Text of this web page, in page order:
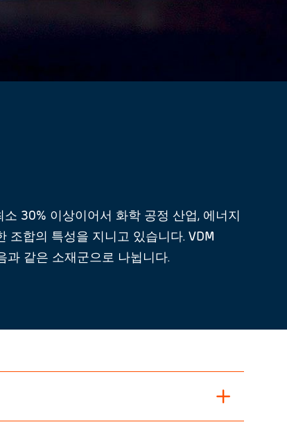
30% 이상이어서 화학 공정 산업, 에너지
조합의 특성을 지니고 있습니다. VDM
같은 소재군으로 나뉩니다.